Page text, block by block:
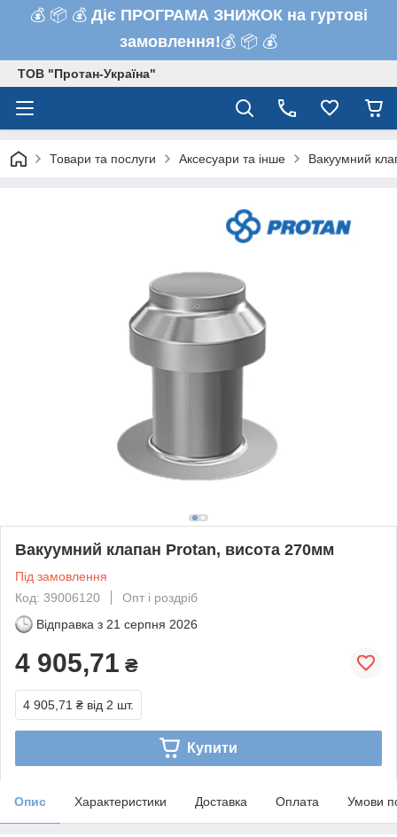
💰 📦 💰 Діє ПРОГРАМА ЗНИЖОК на гуртові
замовлення!💰 📦 💰
ТОВ "Протан-Україна"
Товари та послуги Аксесуари та інше Вакуумний
Вакуумний клапан Protan, висота 270мм
Під замовлення
Код: 39006120
Опт і роздріб
Відправка з 21 серпня 2026
4 905,71 ₴
4 905,71 ₴ від 2 шт.
Купити
Опис Характеристики Доставка Оплата Умови